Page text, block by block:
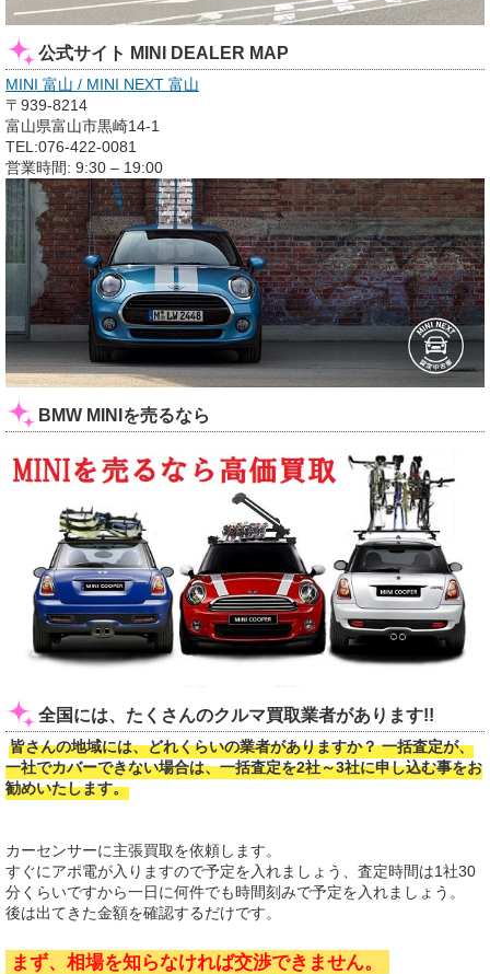
公式サイト MINI DEALER MAP
MINI 富山 / MINI NEXT 富山
〒939-8214
富山県富山市黒崎14-1
TEL:076-422-0081
営業時間: 9:30 – 19:00
BMW MINIを売るなら
全国には、たくさんのクルマ買取業者があります!!
皆さんの地域には、どれくらいの業者がありますか？ 一括査定が、
一社でカバーできない場合は、一括査定を2社～3社に申し込む事をお
勧めいたします。
カーセンサーに主張買取を依頼します。
すぐにアポ電が入りますので予定を入れましょう、査定時間は1社30
分くらいですから一日に何件でも時間刻みで予定を入れましょう。
後は出てきた金額を確認するだけです。
まず、相場を知らなければ交渉できません。